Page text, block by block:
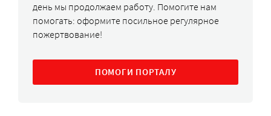
день мы продолжаем работу. Помогите нам
помогать: оформите посильное регулярное
пожертвование!
ПОМОГИ ПОРТАЛУ